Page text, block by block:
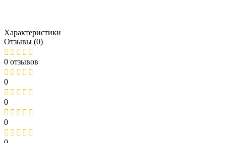
Характеристики
Отзывы (0)
0 отзывов
0
0
0